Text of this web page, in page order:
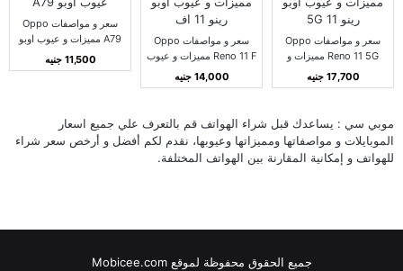
سعر و مواصفات Oppo
Reno 11 5G مميزات و
عيوب أوبو رينو 11 5G
17,700 جنيه
سعر و مواصفات Oppo
Reno 11 F مميزات و عيوب
اوبو رينو 11 اف
14,000 جنيه
سعر و مواصفات Oppo
A79 مميزات و عيوب اوبو
A79
11,500 جنيه
موبي سي : يساعدك قبل شراء الهواتف قم بالتعرف علي جميع اسعار
الموبايلات و مواصفاتها ومميزاتها وعيوبها، نقدم لكم أفضل و أرخص سعر شراء
للهواتف و إمكانية المقارنة بين الهواتف المختلفة.
جميع الحقوق محفوظة لموقع Mobicee.com